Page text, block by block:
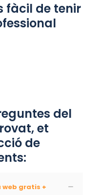
fàcil de tenir
del
et
de
web gratis +